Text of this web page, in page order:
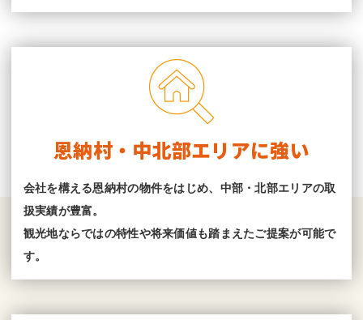
恩納村・中北部エリアに強い
会社を構える恩納村の物件をはじめ、中部・北部エリアの取
扱実績が豊富。
観光地ならではの特性や将来価値も踏まえたご提案が可能で
す。